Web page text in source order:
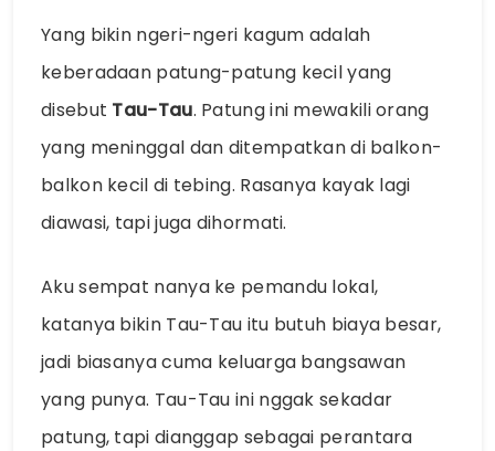
Yang bikin ngeri-ngeri kagum adalah
keberadaan patung-patung kecil yang
disebut Tau-Tau. Patung ini mewakili orang
yang meninggal dan ditempatkan di balkon-
balkon kecil di tebing. Rasanya kayak lagi
diawasi, tapi juga dihormati.
Aku sempat nanya ke pemandu lokal,
katanya bikin Tau-Tau itu butuh biaya besar,
jadi biasanya cuma keluarga bangsawan
yang punya. Tau-Tau ini nggak sekadar
patung, tapi dianggap sebagai perantara